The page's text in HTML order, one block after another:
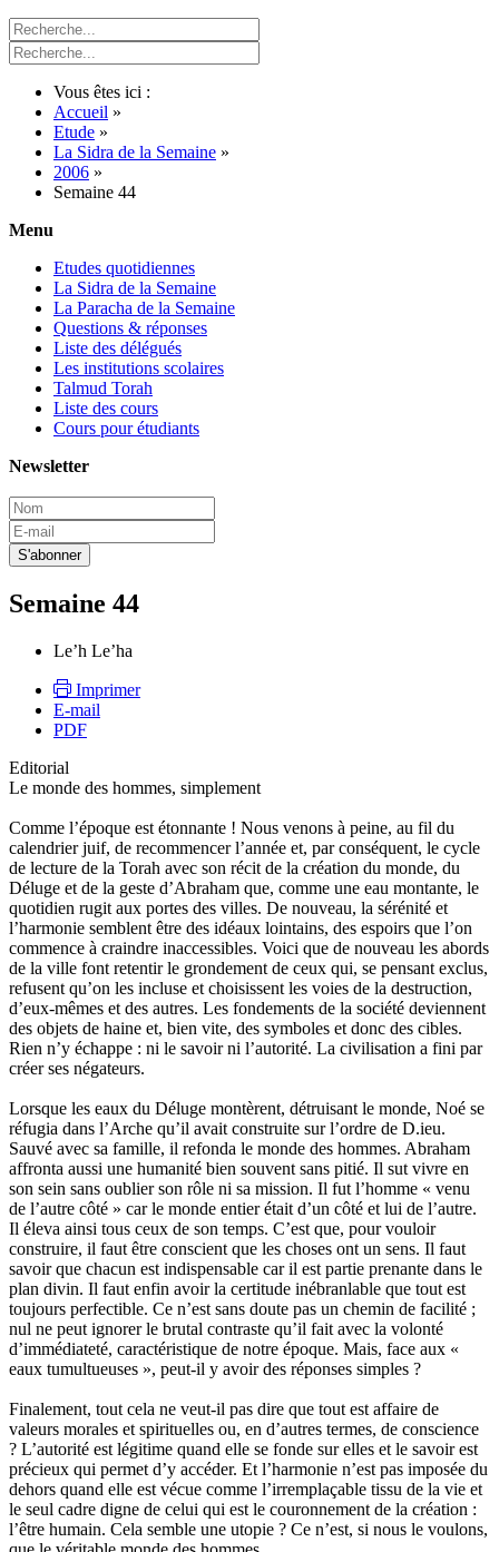
Vous êtes ici :
Accueil »
Etude »
La Sidra de la Semaine »
2006 »
Semaine 44
Menu
Etudes quotidiennes
La Sidra de la Semaine
La Paracha de la Semaine
Questions & réponses
Liste des délégués
Les institutions scolaires
Talmud Torah
Liste des cours
Cours pour étudiants
Newsletter
Semaine 44
Le’h Le’ha
Imprimer
E-mail
PDF
Editorial
Le monde des hommes, simplement
Comme l’époque est étonnante ! Nous venons à peine, au fil du
calendrier juif, de recommencer l’année et, par conséquent, le cycle
de lecture de la Torah avec son récit de la création du monde, du
Déluge et de la geste d’Abraham que, comme une eau montante, le
quotidien rugit aux portes des villes. De nouveau, la sérénité et
l’harmonie semblent être des idéaux lointains, des espoirs que l’on
commence à craindre inaccessibles. Voici que de nouveau les abords
de la ville font retentir le grondement de ceux qui, se pensant exclus,
refusent qu’on les incluse et choisissent les voies de la destruction,
d’eux-mêmes et des autres. Les fondements de la société deviennent
des objets de haine et, bien vite, des symboles et donc des cibles.
Rien n’y échappe : ni le savoir ni l’autorité. La civilisation a fini par
créer ses négateurs.
Lorsque les eaux du Déluge montèrent, détruisant le monde, Noé se
réfugia dans l’Arche qu’il avait construite sur l’ordre de D.ieu.
Sauvé avec sa famille, il refonda le monde des hommes. Abraham
affronta aussi une humanité bien souvent sans pitié. Il sut vivre en
son sein sans oublier son rôle ni sa mission. Il fut l’homme « venu
de l’autre côté » car le monde entier était d’un côté et lui de l’autre.
Il éleva ainsi tous ceux de son temps. C’est que, pour vouloir
construire, il faut être conscient que les choses ont un sens. Il faut
savoir que chacun est indispensable car il est partie prenante dans le
plan divin. Il faut enfin avoir la certitude inébranlable que tout est
toujours perfectible. Ce n’est sans doute pas un chemin de facilité ;
nul ne peut ignorer le brutal contraste qu’il fait avec la volonté
d’immédiateté, caractéristique de notre époque. Mais, face aux «
eaux tumultueuses », peut-il y avoir des réponses simples ?
Finalement, tout cela ne veut-il pas dire que tout est affaire de
valeurs morales et spirituelles ou, en d’autres termes, de conscience
? L’autorité est légitime quand elle se fonde sur elles et le savoir est
précieux qui permet d’y accéder. Et l’harmonie n’est pas imposée du
dehors quand elle est vécue comme l’irremplaçable tissu de la vie et
le seul cadre digne de celui qui est le couronnement de la création :
l’être humain. Cela semble une utopie ? Ce n’est, si nous le voulons,